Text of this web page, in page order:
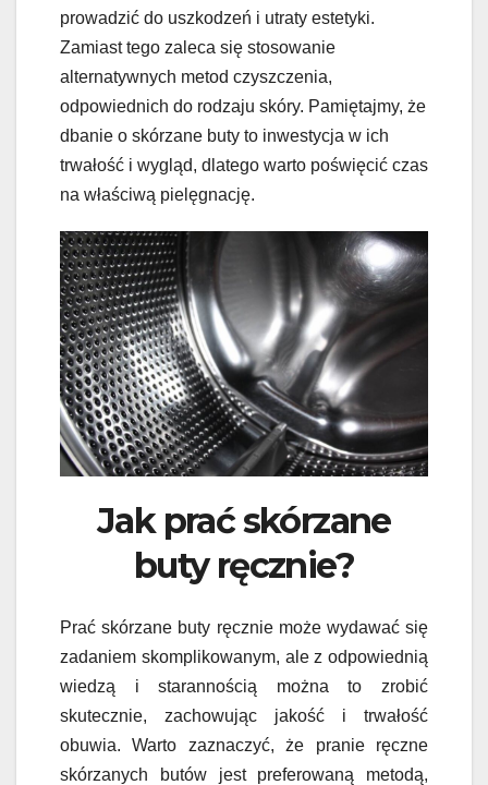
prowadzić do uszkodzeń i utraty estetyki.
Zamiast tego zaleca się stosowanie
alternatywnych metod czyszczenia,
odpowiednich do rodzaju skóry. Pamiętajmy, że
dbanie o skórzane buty to inwestycja w ich
trwałość i wygląd, dlatego warto poświęcić czas
na właściwą pielęgnację.
Jak prać skórzane
buty ręcznie?
Prać skórzane buty ręcznie może wydawać się
zadaniem skomplikowanym, ale z odpowiednią
wiedzą i starannością można to zrobić
skutecznie, zachowując jakość i trwałość
obuwia. Warto zaznaczyć, że pranie ręczne
skórzanych butów jest preferowaną metodą,